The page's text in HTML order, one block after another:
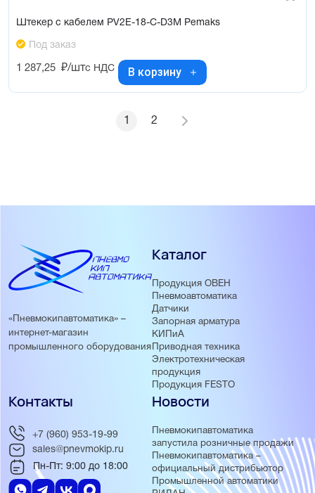
Штекер с кабелем PV2E-18-C-D3M Pemaks
Под заказ
1 287,25 ₽/штс НДС В корзину
1 2
«Пневмокипавтоматика» –
интернет-магазин
промышленного оборудования
Каталог
Продукция ОВЕН
Пневмоавтоматика
Датчики
Запорная арматура
КИПиА
Приводная техника
Электротехническая
продукция
Продукция FESTO
Новости
Пневмокипавтоматика
запустила розничные продажи
Пневмокипавтоматика –
официальный дистрибьютор
Промышленной автоматики
Контакты
+7 (960) 953-19-99
sales@pnevmokip.ru
Пн-Пт: 9:00 до 18:00